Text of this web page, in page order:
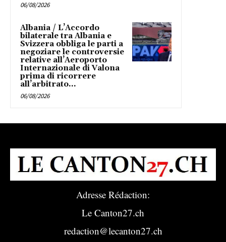
06/08/2026
Albania / L’Accordo
bilaterale tra Albania e
Svizzera obbliga le parti a
negoziare le controversie
relative all’Aeroporto
Internazionale di Valona
prima di ricorrere
all’arbitrato...
06/08/2026
Adresse Rédaction:
Le Canton27.ch
redaction@lecanton27.ch